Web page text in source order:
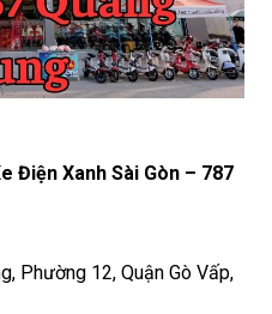
Điện Xanh Sài Gòn – 787
Phường 12, Quận Gò Vấp,